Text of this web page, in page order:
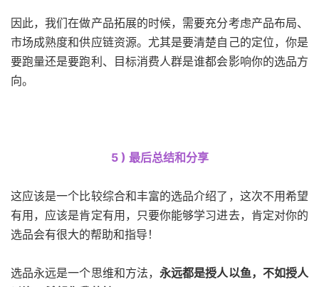
因此，我们在做产品拓展的时候，需要充分考虑产品布局、
市场成熟度和供应链资源。尤其是要清楚自己的定位，你是
要跑量还是要跑利、目标消费人群是谁都会影响你的选品方
向。
5 ) 最后总结和分享
这应该是一个比较综合和丰富的选品介绍了，这次不用希望
有用，应该是肯定有用，只要你能够学习进去，肯定对你的
选品会有很大的帮助和指导！
选品永远是一个思维和方法，永远都是授人以鱼，不如授人